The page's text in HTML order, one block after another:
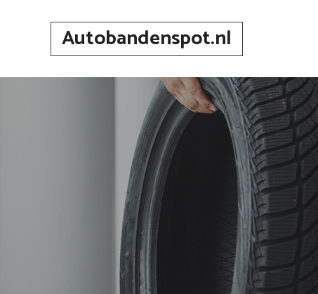
Autobandenspot.nl